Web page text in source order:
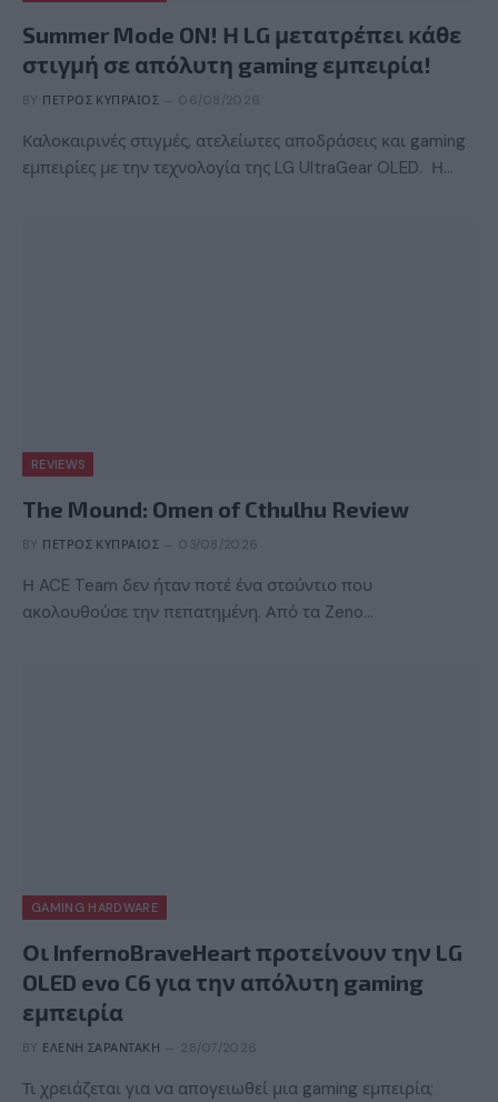
Summer Mode ON! Η LG μετατρέπει κάθε
στιγμή σε απόλυτη gaming εμπειρία!
BY ΠΈΤΡΟΣ ΚΥΠΡΑΊΟΣ 06/08/2026
Καλοκαιρινές στιγμές, ατελείωτες αποδράσεις και gaming
εμπειρίες με την τεχνολογία της LG UltraGear OLED. Η…
REVIEWS
The Mound: Omen of Cthulhu Review
BY ΠΈΤΡΟΣ ΚΥΠΡΑΊΟΣ 03/08/2026
Η ACE Team δεν ήταν ποτέ ένα στούντιο που
ακολουθούσε την πεπατημένη. Από τα Zeno…
GAMING HARDWARE
Οι InfernoBraveHeart προτείνουν την LG
OLED evo C6 για την απόλυτη gaming
εμπειρία
BY ΕΛΈΝΗ ΣΑΡΑΝΤΆΚΗ 28/07/2026
Τι χρειάζεται για να απογειωθεί μια gaming εμπειρία;